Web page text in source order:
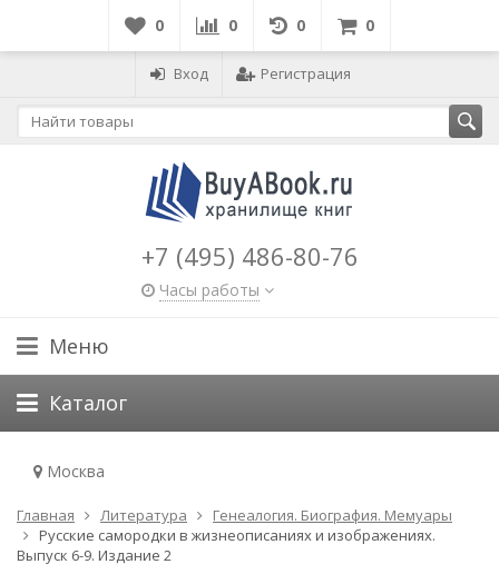
0 0 0 0
Вход Регистрация
+7 (495) 486-80-76
Часы работы
Меню
Каталог
Москва
Главная Литература
Генеалогия. Биография. Мемуары
Русские самородки в жизнеописаниях и изображениях.
Выпуск 6-9. Издание 2